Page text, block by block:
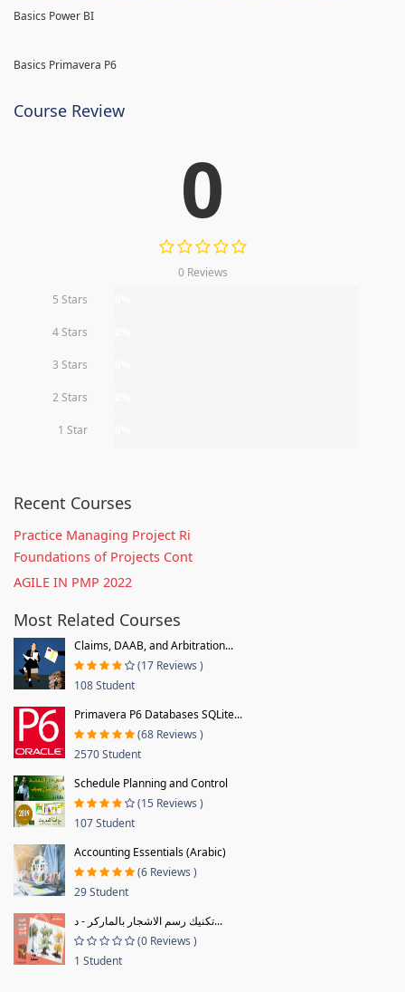
Basics Power BI
Basics Primavera P6
Course Review
0
0 Reviews
5 Stars
4 Stars
3 Stars
2 Stars
1 Star
Recent Courses
Practice Managing Project Ri
Foundations of Projects Cont
AGILE IN PMP 2022
Most Related Courses
Claims, DAAB, and Arbitration...
(17 Reviews )
108 Student
Primavera P6 Databases SQLite...
(68 Reviews )
2570 Student
Schedule Planning and Control
(15 Reviews )
107 Student
Accounting Essentials (Arabic)
(6 Reviews )
29 Student
تكنيك رسم الاشجار بالماركر - د...
(0 Reviews )
1 Student